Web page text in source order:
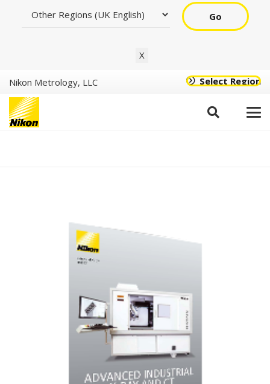
Go
X
Nikon Metrology, LLC Select Region
Serie XT H (Español)